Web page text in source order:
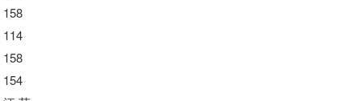
158
114
158
154